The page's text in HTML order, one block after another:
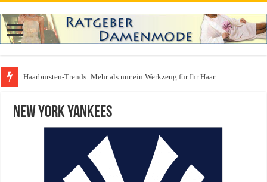
Haarbürsten-Trends: Mehr als nur ein Werkzeug für Ihr Haar
Was zieht man auf ein Festival an? Dein ultimativer Styleguide für die
New York Yankees